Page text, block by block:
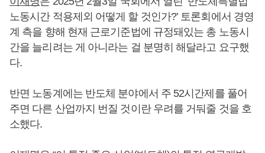
노동시간 적용제외 어떻게 할 것인가?’ 토론회에서 경영
계 측을 향해 현재 근로기준법에 규정돼있는 총 노동시
간을 늘리려는 게 아니라는 걸 분명히 해달라고 요구했
다.
반면 노동계에는 반도체 분야에서 주 52시간제를 풀어
주면 다른 산업까지 번질 것이란 우려를 거둬줄 것을 호
소했다.